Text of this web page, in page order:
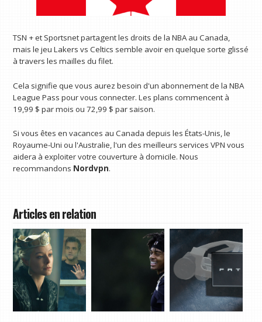
TSN + et Sportsnet partagent les droits de la NBA au Canada,
mais le jeu Lakers vs Celtics semble avoir en quelque sorte glissé
à travers les mailles du filet.
Cela signifie que vous aurez besoin d'un abonnement de la NBA
League Pass pour vous connecter. Les plans commencent à
19,99 $ par mois ou 72,99 $ par saison.
Si vous êtes en vacances au Canada depuis les États-Unis, le
Royaume-Uni ou l'Australie, l'un des meilleurs services VPN vous
aidera à exploiter votre couverture à domicile. Nous
recommandons Nordvpn.
Articles en relation